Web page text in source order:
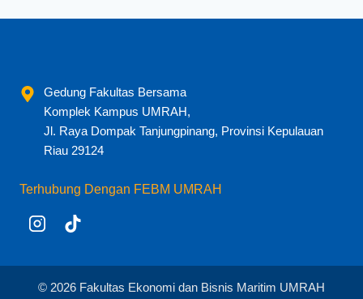
Gedung Fakultas Bersama
Komplek Kampus UMRAH,
Jl. Raya Dompak Tanjungpinang, Provinsi Kepulauan
Riau 29124
Terhubung Dengan FEBM UMRAH
© 2026 Fakultas Ekonomi dan Bisnis Maritim UMRAH